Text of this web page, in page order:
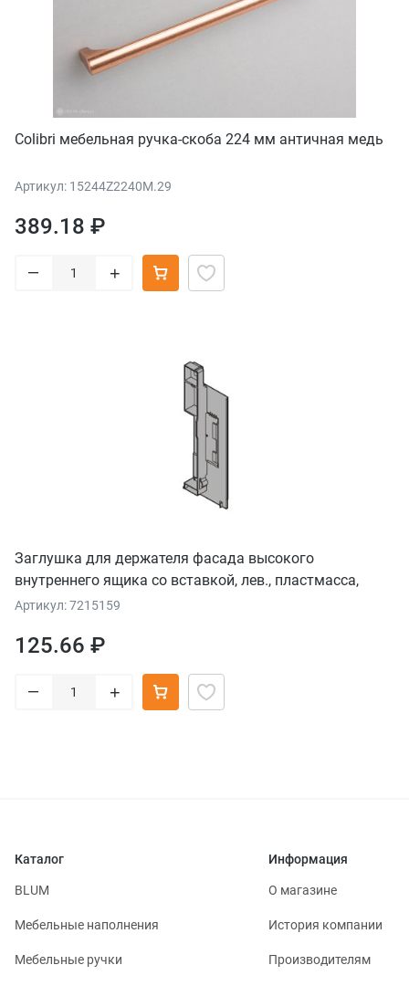
Colibri мебельная ручка-скоба 224 мм античная медь
Артикул: 15244Z2240M.29
389.18 ₽
– +
Заглушка для держателя фасада высокого
внутреннего ящика со вставкой, лев., пластмасса,
белый шелк
Артикул: 7215159
125.66 ₽
– +
Каталог
BLUM
Мебельные наполнения
Мебельные ручки
Информация
О магазине
История компании
Производителям